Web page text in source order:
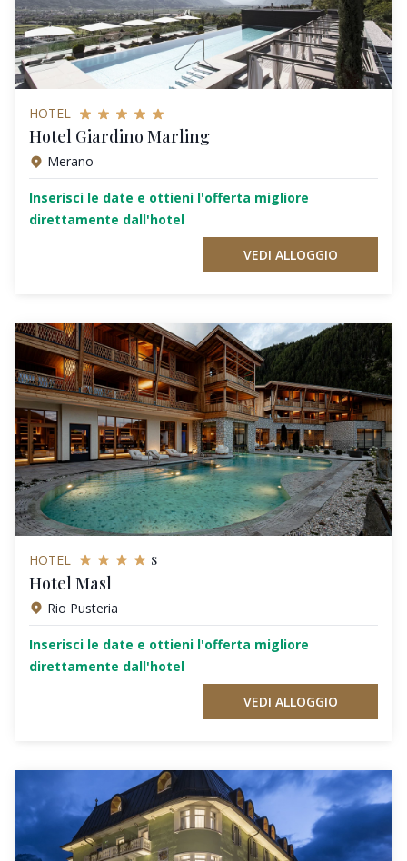
HOTEL
Hotel Giardino Marling
Merano
Inserisci le date e ottieni l'offerta migliore
direttamente dall'hotel
VEDI ALLOGGIO
HOTEL s
Hotel Masl
Rio Pusteria
Inserisci le date e ottieni l'offerta migliore
direttamente dall'hotel
VEDI ALLOGGIO